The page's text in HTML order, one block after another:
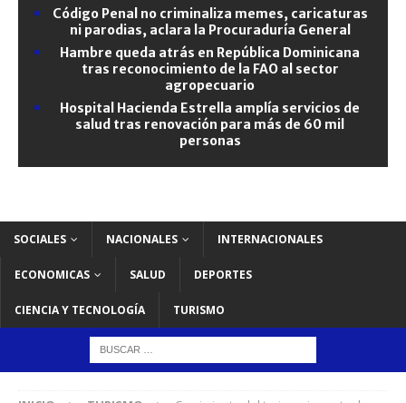
Código Penal no criminaliza memes, caricaturas
ni parodias, aclara la Procuraduría General
Hambre queda atrás en República Dominicana
tras reconocimiento de la FAO al sector
agropecuario
Hospital Hacienda Estrella amplía servicios de
salud tras renovación para más de 60 mil
personas
SOCIALES NACIONALES INTERNACIONALES
ECONOMICAS SALUD DEPORTES
CIENCIA Y TECNOLOGÍA TURISMO